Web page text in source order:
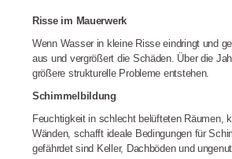
Risse im Mauerwerk
Wenn Wasser in kleine Risse eindringt und
aus und vergrößert die Schäden. Über die
größere strukturelle Probleme entstehen.
Schimmelbildung
Feuchtigkeit in schlecht belüfteten Räumen,
Wänden, schafft ideale Bedingungen für
gefährdet sind Keller, Dachböden und